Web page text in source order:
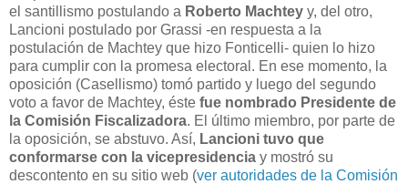
el santillismo postulando a Roberto Machtey y, del otro,
Lancioni postulado por Grassi -en respuesta a la
postulación de Machtey que hizo Fonticelli- quien lo hizo
para cumplir con la promesa electoral. En ese momento, la
oposición (Casellismo) tomó partido y luego del segundo
voto a favor de Machtey, éste fue nombrado Presidente de
la Comisión Fiscalizadora. El último miembro, por parte de
la oposición, se abstuvo. Así, Lancioni tuvo que
conformarse con la vicepresidencia y mostró su
descontento en su sitio web (ver autoridades de la Comisión